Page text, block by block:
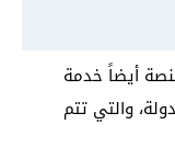
أيضاً خدمة
والتي تتم